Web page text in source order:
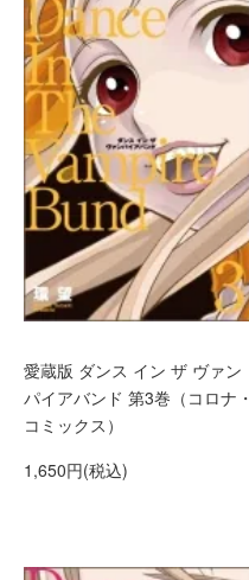
愛蔵版 ダンス イン ザ ヴァン
パイアバンド 第3巻（コロナ・
コミックス）
1,650円(税込)